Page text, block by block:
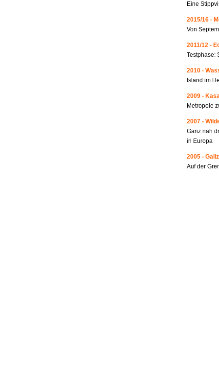
Eine
2015/16 -
Von
2011/12 -
Testphase:
2010 -
Island im
2009 -
Metropole
2007 -
Ganz nah
in Europa
2005 -
Auf der